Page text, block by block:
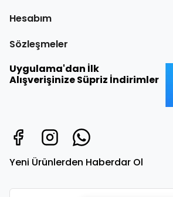
Hesabım
Sözleşmeler
Uygulama'dan İlk
Alışverişinize Süpriz İndirimler
Yeni Ürünlerden Haberdar Ol